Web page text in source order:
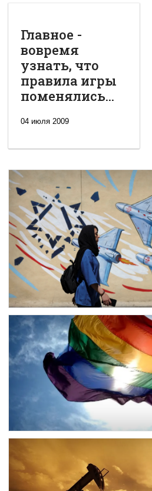
Главное -
вовремя
узнать, что
правила игры
поменялись...
04 июля 2009